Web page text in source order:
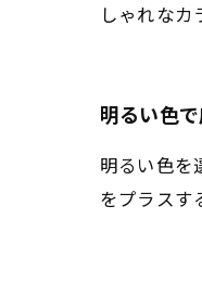
しゃれなカ
明るい色
明るい色を
をプラスす